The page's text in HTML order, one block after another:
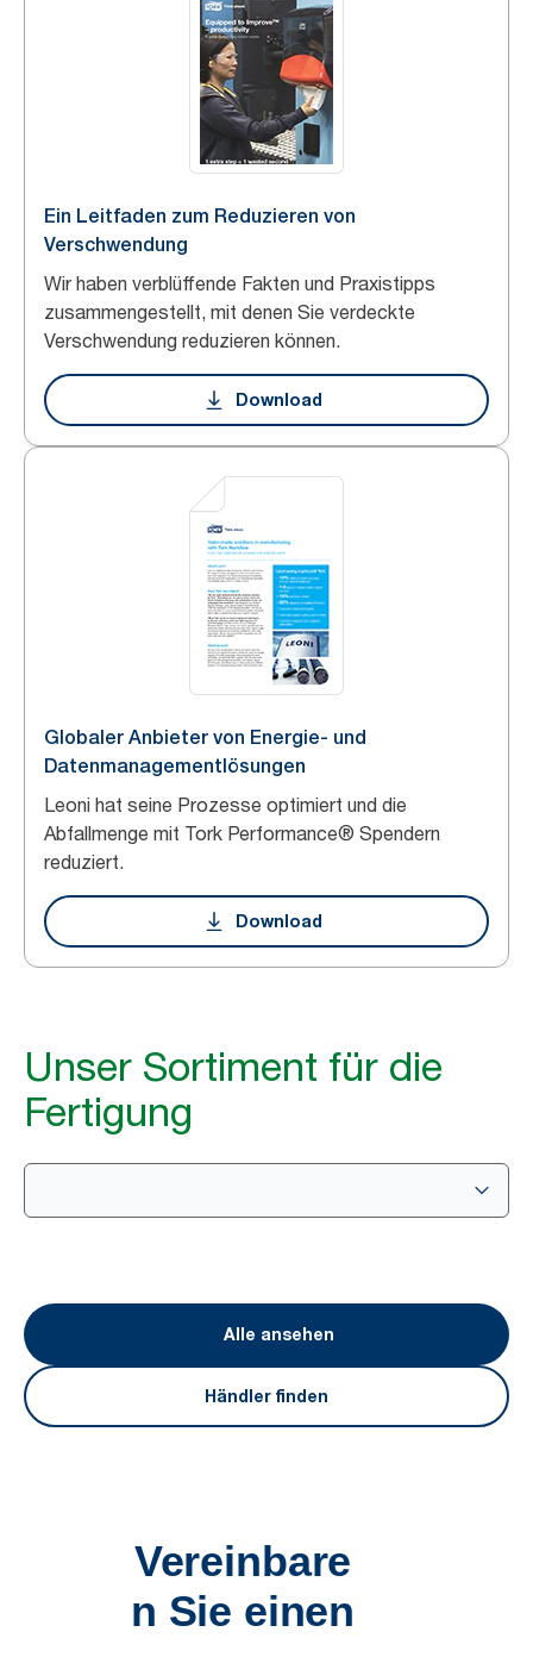
Ein Leitfaden zum Reduzieren von
Verschwendung
Wir haben verblüffende Fakten und Praxistipps
zusammengestellt, mit denen Sie verdeckte
Verschwendung reduzieren können.
Download
Globaler Anbieter von Energie- und
Datenmanagementlösungen
Leoni hat seine Prozesse optimiert und die
Abfallmenge mit Tork Performance® Spendern
reduziert.
Download
Unser Sortiment für die
Fertigung
Alle ansehen
Händler finden